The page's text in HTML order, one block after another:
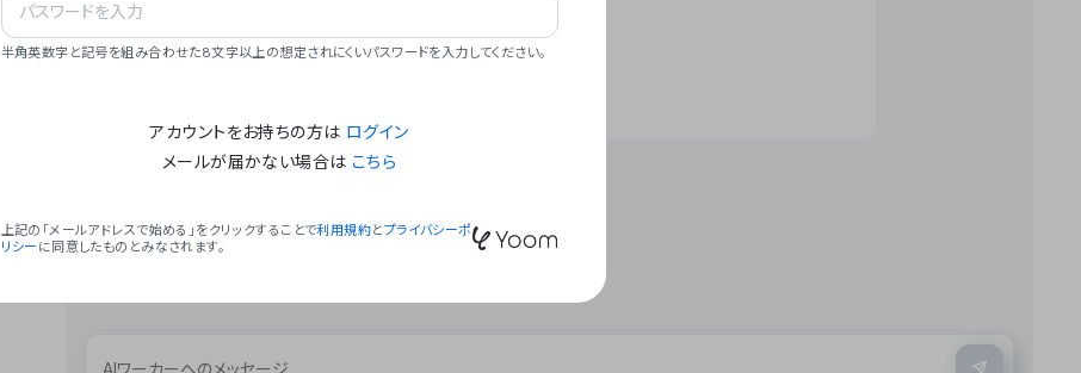
### 会社概要
半角英数字と記号を組み合わせた8文字以上の想定されにくいパスワードを入力してください。
アカウントをお持ちの方は ログイン
メールが届かない場合は こちら
上記の「メールアドレスで始める」をクリックすることで利用規約とプライバシーポ
リシー に同意したものとみなされます。